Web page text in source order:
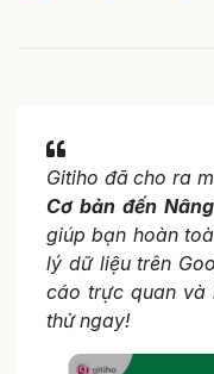
Gitiho đã cho ra
Cơ bản đến
giúp bạn hoàn
lý dữ liệu trên
cáo trực quan và
thử ngay!